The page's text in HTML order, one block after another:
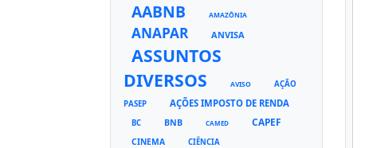
AABNB AMAZÔNIA
ANAPAR ANVISA
ASSUNTOS
DIVERSOS
AVISO
AÇÃO
PASEP
AÇÕES IMPOSTO DE RENDA
BC BNB CAMED CAPEF
CINEMA CIÊNCIA